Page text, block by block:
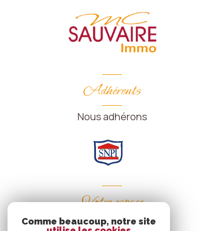
Adhérents
Nous adhérons
Votre espace
Espace propriétaire
Comme beaucoup, notre site